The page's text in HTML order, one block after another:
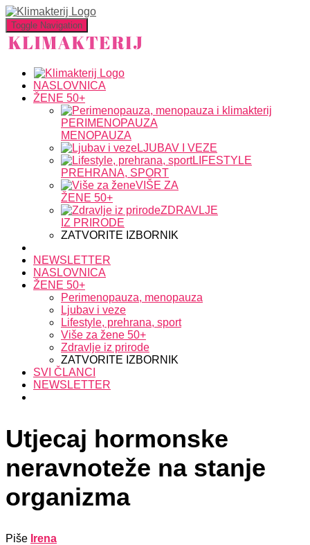
Toggle Navigation
NASLOVNICA
ŽENE 50+
PERIMENOPAUZA
MENOPAUZA
LJUBAV I VEZE
LIFESTYLE
PREHRANA, SPORT
VIŠE ZA
ŽENE 50+
ZDRAVLJE
IZ PRIRODE
ZATVORITE IZBORNIK
NEWSLETTER
NASLOVNICA
ŽENE 50+
Perimenopauza, menopauza
Ljubav i veze
Lifestyle, prehrana, sport
Više za žene 50+
Zdravlje iz prirode
ZATVORITE IZBORNIK
SVI ČLANCI
NEWSLETTER
Utjecaj hormonske
neravnoteže na stanje
organizma
Piše Irena